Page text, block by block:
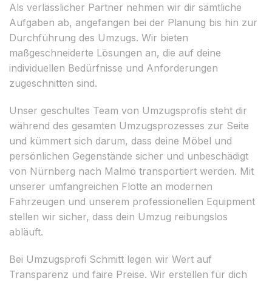
Als verlässlicher Partner nehmen wir dir sämtliche
Aufgaben ab, angefangen bei der Planung bis hin zur
Durchführung des Umzugs. Wir bieten
maßgeschneiderte Lösungen an, die auf deine
individuellen Bedürfnisse und Anforderungen
zugeschnitten sind.
Unser geschultes Team von Umzugsprofis steht dir
während des gesamten Umzugsprozesses zur Seite
und kümmert sich darum, dass deine Möbel und
persönlichen Gegenstände sicher und unbeschädigt
von Nürnberg nach Malmö transportiert werden. Mit
unserer umfangreichen Flotte an modernen
Fahrzeugen und unserem professionellen Equipment
stellen wir sicher, dass dein Umzug reibungslos
abläuft.
Bei Umzugsprofi Schmitt legen wir Wert auf
Transparenz und faire Preise. Wir erstellen für dich